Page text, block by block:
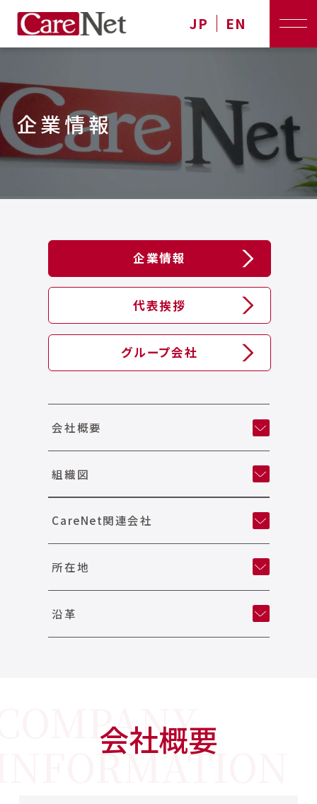
JP EN
企業情報
企業情報
代表挨拶
グループ会社
会社概要
組織図
CareNet関連会社
所在地
沿革
会社概要